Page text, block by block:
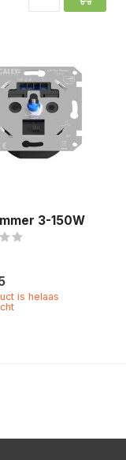
3-150W
is helaas